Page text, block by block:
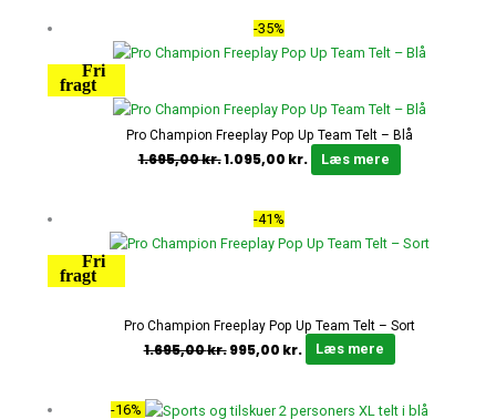
-35%
Fri
fragt
Pro Champion Freeplay Pop Up Team Telt – Blå
1.695,00kr.
oprindelige
1.695,00 kr..
1.095,00 kr.
aktuelle
1.095,00 kr..
Læs mere
-41%
Fri
fragt
Pro Champion Freeplay Pop Up Team Telt – Sort
1.695,00kr.
Den
oprindelige
995,00 kr.
aktuelle
Læs mere
-16%
Den
Den